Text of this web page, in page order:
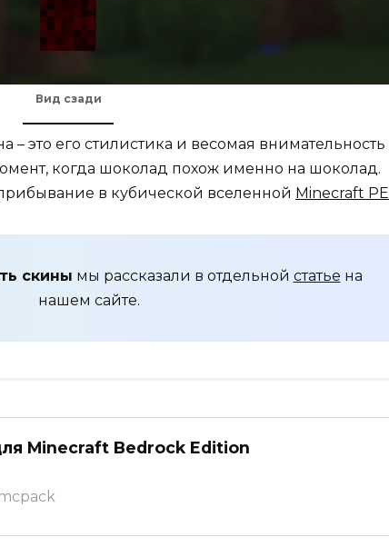
Вид сзади
– это его стилистика и весомая внимательность
когда шоколад похож именно на шоколад.
в кубической вселенной Minecraft PE
скины мы рассказали в отдельной статье на
нашем сайте.
Minecraft Bedrock Edition